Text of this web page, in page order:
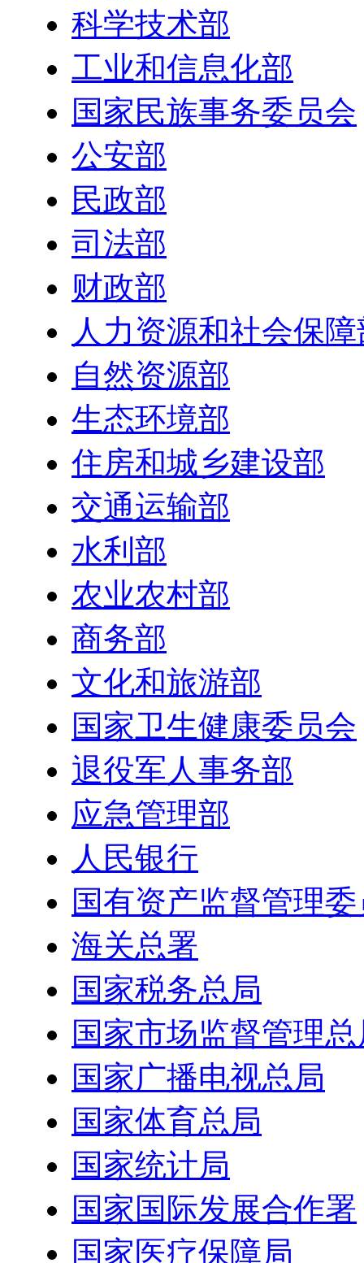
科学技术部
工业和信息化部
国家民族事务委员会
公安部
民政部
司法部
财政部
人力资源和社会保
自然资源部
生态环境部
住房和城乡建设部
交通运输部
水利部
农业农村部
商务部
文化和旅游部
国家卫生健康委员会
退役军人事务部
应急管理部
人民银行
国有资产监督管理
海关总署
国家税务总局
国家市场监督管理
国家广播电视总局
国家体育总局
国家统计局
国家国际发展合作署
国家医疗保障局